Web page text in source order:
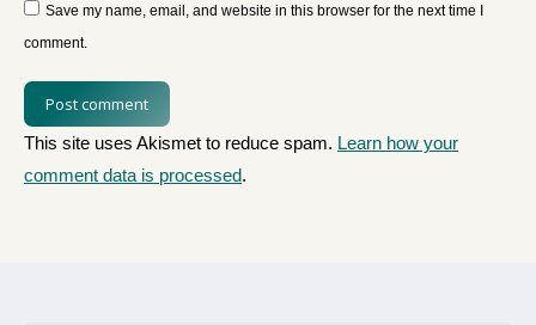
Save my name, email, and website in this browser for the next time I
comment.
Post comment
This site uses Akismet to reduce spam. Learn how your
comment data is processed.